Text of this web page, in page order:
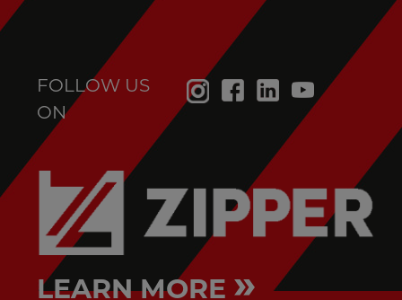
FOLLOW US
ON
LEARN MORE »